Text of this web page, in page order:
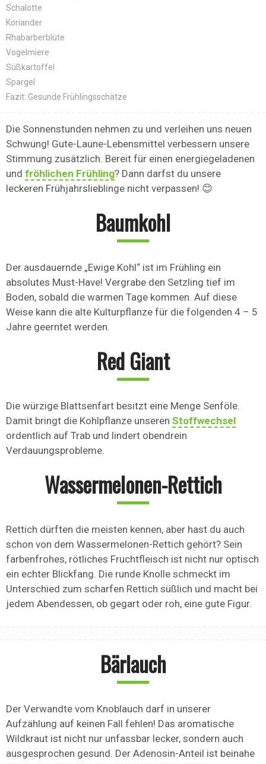
Schalotte
Koriander
Rhabarberblüte
Vogelmiere
Süßkartoffel
Spargel
Fazit: Gesunde Frühlingsschätze
Die Sonnenstunden nehmen zu und verleihen uns neuen
Schwung! Gute-Laune-Lebensmittel verbessern unsere
Stimmung zusätzlich. Bereit für einen energiegeladenen
und fröhlichen Frühling? Dann darfst du unsere
leckeren Frühjahrslieblinge nicht verpassen! 😊
Baumkohl
Der ausdauernde „Ewige Kohl“ ist im Frühling ein
absolutes Must-Have! Vergrabe den Setzling tief im
Boden, sobald die warmen Tage kommen. Auf diese
Weise kann die alte Kulturpflanze für die folgenden 4 – 5
Jahre geerntet werden.
Red Giant
Die würzige Blattsenfart besitzt eine Menge Senföle.
Damit bringt die Kohlpflanze unseren Stoffwechsel
ordentlich auf Trab und lindert obendrein
Verdauungsprobleme.
Wassermelonen-Rettich
Rettich dürften die meisten kennen, aber hast du auch
schon von dem Wassermelonen-Rettich gehört? Sein
farbenfrohes, rötliches Fruchtfleisch ist nicht nur optisch
ein echter Blickfang. Die runde Knolle schmeckt im
Unterschied zum scharfen Rettich süßlich und macht bei
jedem Abendessen, ob gegart oder roh, eine gute Figur.
Bärlauch
Der Verwandte vom Knoblauch darf in unserer
Aufzählung auf keinen Fall fehlen! Das aromatische
Wildkraut ist nicht nur unfassbar lecker, sondern auch
ausgesprochen gesund. Der Adenosin-Anteil ist beinahe